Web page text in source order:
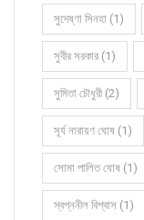
সুদেষ্ণা সিনহা (1)
সুবীর সরকার (1)
সুমিতা চৌধুরী (2)
সূর্য নারায়ণ ঘোষ (1)
সোমা পালিত ঘোষ (1)
স্বপ্ননীল বিশ্বাস (1)